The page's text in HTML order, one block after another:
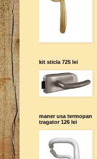
kit sticla 725 lei
maner usa termopan
tragator 126 lei